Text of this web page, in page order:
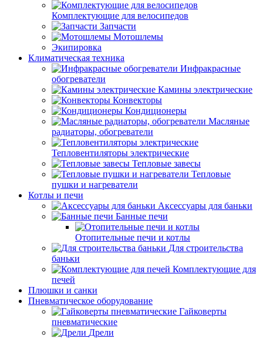
Комплектующие для велосипедов
Запчасти
Мотошлемы
Экипировка
Климатическая техника
Инфракрасные
обогреватели
Камины электрические
Конвекторы
Кондиционеры
Масляные
радиаторы, обогреватели
Тепловентиляторы электрические
Тепловые завесы
Тепловые
пушки и нагреватели
Котлы и печи
Аксессуары для баньки
Банные печи
Отопительные печи и котлы
Для строительства
баньки
Комплектующие для
печей
Плюшки и санки
Пневматическое оборудование
Гайковерты
пневматические
Дрели